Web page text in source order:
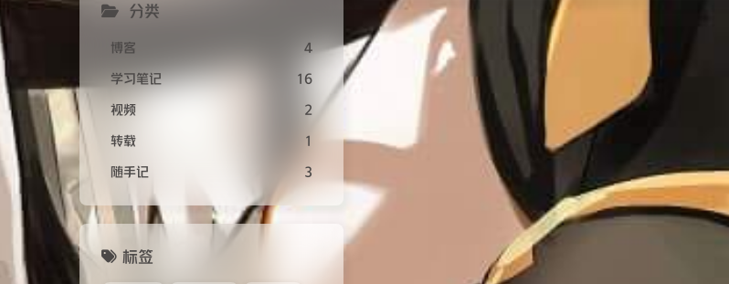
分类
博客
4
学习笔记
16
视频
2
转载
1
随手记
3
标签